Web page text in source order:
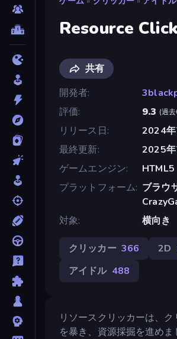
Resource
共有
開発者
評価
9.3 (過
リリース日
2024年
最終更新
2025年
ゲームエンジン
HTML5
プラットフォーム ブラウ
対象
横向き
クリッカー 366 2D
アイドル 488
リソースクリッカーは、
を暴き、資源採掘を進め